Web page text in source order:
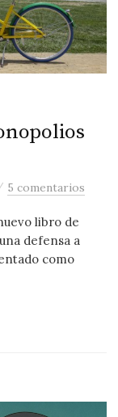
5 comentarios
libro de
defensa a
como